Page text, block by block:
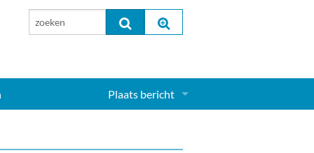
Plaats bericht